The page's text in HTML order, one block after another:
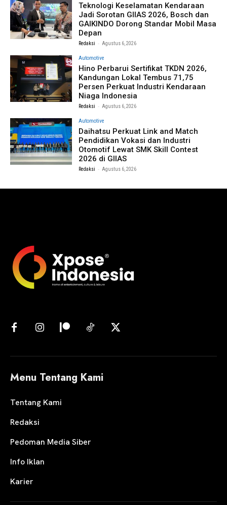
Teknologi Keselamatan Kendaraan
Jadi Sorotan GIIAS 2026, Bosch dan
GAIKINDO Dorong Standar Mobil Masa
Depan
Redaksi - Agustus 6, 2026
Automotive
Hino Perbarui Sertifikat TKDN 2026,
Kandungan Lokal Tembus 71,75
Persen Perkuat Industri Kendaraan
Niaga Indonesia
Redaksi - Agustus 6, 2026
Automotive
Daihatsu Perkuat Link and Match
Pendidikan Vokasi dan Industri
Otomotif Lewat SMK Skill Contest
2026 di GIIAS
Redaksi - Agustus 6, 2026
Menu Tentang Kami
Tentang Kami
Redaksi
Pedoman Media Siber
Info Iklan
Karier